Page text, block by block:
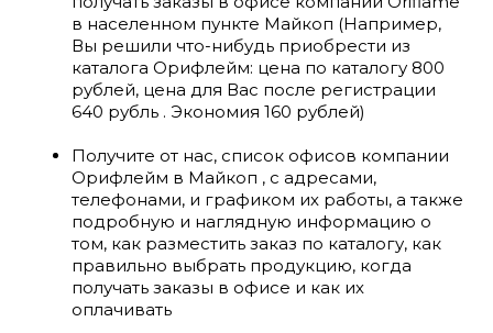
в населенном пункте Майкоп (Например,
Вы решили что-нибудь приобрести из
каталога Орифлейм: цена по каталогу 800
рублей, цена для Вас после регистрации
640 рубль . Экономия 160 рублей)
Получите от нас, список офисов компании
Орифлейм в Майкоп , с адресами,
телефонами, и графиком их работы, а также
подробную и наглядную информацию о
том, как разместить заказ по каталогу, как
правильно выбрать продукцию, когда
получать заказы в офисе и как их
оплачивать